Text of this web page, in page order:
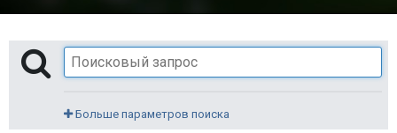
Больше параметров поиска